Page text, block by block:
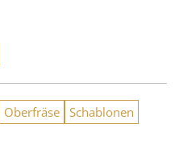
Oberfräse Schablonen